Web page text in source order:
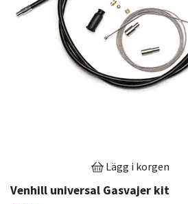
Lägg i korgen
Venhill universal Gasvajer kit